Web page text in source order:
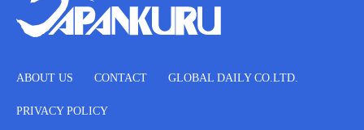
ABOUT US CONTACT GLOBAL DAILY CO.LTD.
PRIVACY POLICY